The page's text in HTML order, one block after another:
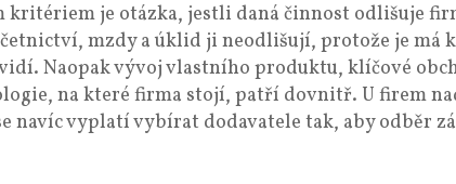
kritériem je otázka, jestli daná činnost odlišuje
mzdy a úklid ji neodlišují, protože je má
Naopak vývoj vlastního produktu, klíčové
na které firma stojí, patří dovnitř. U firem
navíc vyplatí vybírat dodavatele tak, aby odběr